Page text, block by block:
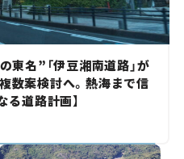
東名”「伊豆湘南道路」が
数案検討へ。熱海まで信
る道路計画】